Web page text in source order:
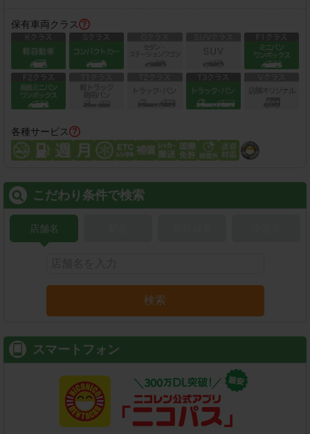
保有車両クラス
各種サービス
こだわり条件で検索
店舗名
検索
スマートフォン